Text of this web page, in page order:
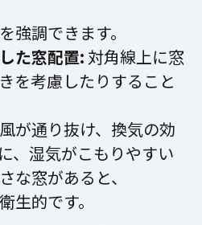
調できます。
た窓配置: 対角線上に窓
を考慮したりすること
が通り抜け、換気の効
、湿気がこもりやすい
な窓があると、
生的です。